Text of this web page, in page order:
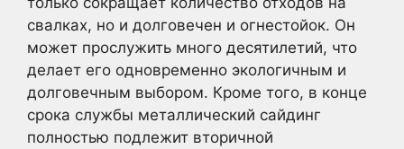
свалках, но и долговечен и огнестойок. Он
может прослужить много десятилетий, что
делает его одновременно экологичным и
долговечным выбором. Кроме того, в конце
срока службы металлический сайдинг
полностью подлежит вторичной